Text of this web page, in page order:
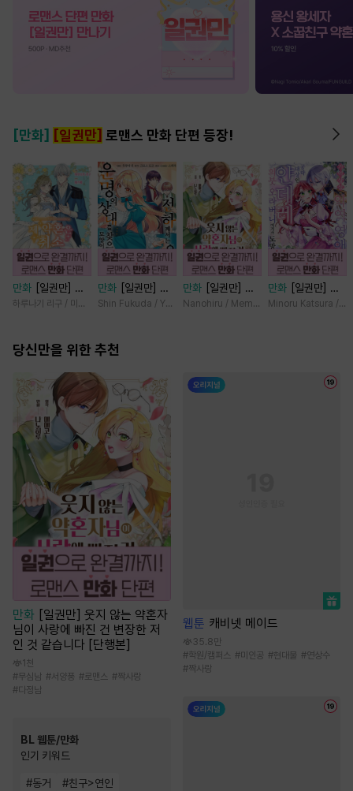
[만화] [일권만] 로맨스 만화 단편 등장!
만화
[일권만] 제
약혼은 취소되었습
하루나기 리구 / 미즈메
만화
[일권만] 전
하께서는 오늘도
(웃음) [단행본]
Shin Fukuda / Yoko Kurosu
만화
[일권만] 웃
지 않는 약혼자님
Nanohiru / Memeko
만화
[일권만] 기
억상실 악역 영애
Minoru Katsura /
당신만을 위한 추천
만화 [일권만] 웃지 않는 약혼자
님이 사랑에 빠진 건 변장한 저
인 것 같습니다 [단행본]
1천
#무심남 #서양풍 #로맨스 #짝사랑
#다정남
BL 웹툰/만화
인기 키워드
#동거 #친구>연인
웹툰 캐비넷 메이드
35.8만
#학원/캠퍼스 #미인공 #현대물 #연상수
#짝사랑